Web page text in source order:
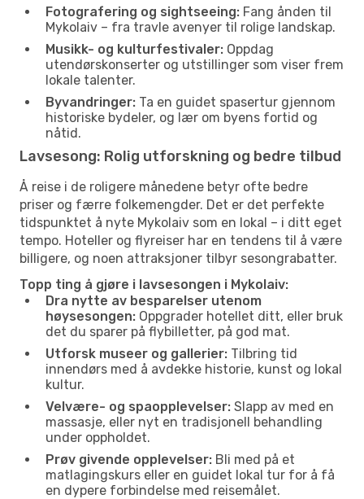
Fotografering og sightseeing: Fang ånden til
Mykolaiv – fra travle avenyer til rolige landskap.
Musikk- og kulturfestivaler: Oppdag
utendørskonserter og utstillinger som viser frem
lokale talenter.
Byvandringer: Ta en guidet spasertur gjennom
historiske bydeler, og lær om byens fortid og
nåtid.
Lavsesong: Rolig utforskning og bedre tilbud
Å reise i de roligere månedene betyr ofte bedre
priser og færre folkemengder. Det er det perfekte
tidspunktet å nyte Mykolaiv som en lokal – i ditt eget
tempo. Hoteller og flyreiser har en tendens til å være
billigere, og noen attraksjoner tilbyr sesongrabatter.
Topp ting å gjøre i lavsesongen i Mykolaiv:
Dra nytte av besparelser utenom
høysesongen: Oppgrader hotellet ditt, eller bruk
det du sparer på flybilletter, på god mat.
Utforsk museer og gallerier: Tilbring tid
innendørs med å avdekke historie, kunst og lokal
kultur.
Velvære- og spaopplevelser: Slapp av med en
massasje, eller nyt en tradisjonell behandling
under oppholdet.
Prøv givende opplevelser: Bli med på et
matlagingskurs eller en guidet lokal tur for å få
en dypere forbindelse med reisemålet.